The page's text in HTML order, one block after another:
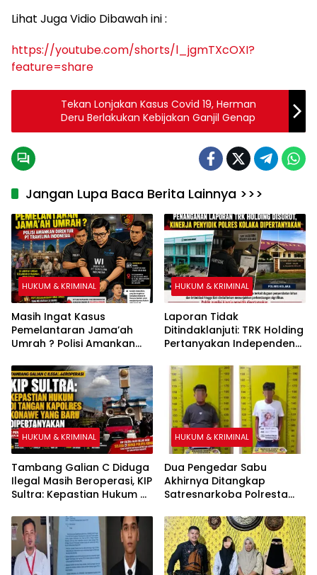
Lihat Juga Vidio Dibawah ini :
https://youtube.com/shorts/l_jgmTXcOXI?
feature=share
Tekan Lonjakan Kasus Covid 19, Herman
Deru Berlakukan Kebijakan Ganjil Genap
Jangan Lupa Baca Berita Lainnya >>>
HUKUM & KRIMINAL
Masih Ingat Kasus
Pemelantaran Jama’ah
Umrah ? Polisi Amankan
Indonesia
HUKUM & KRIMINAL
Laporan Tidak
Ditindaklanjuti: TRK Holding
Pertanyakan Independensi
HUKUM & KRIMINAL
Tambang Galian C Diduga
Ilegal Masih Beroperasi, KIP
Sultra: Kepastian Hukum di
yang Baru Dipertanyakan
HUKUM & KRIMINAL
Dua Pengedar Sabu
Akhirnya Ditangkap
Satresnarkoba Polresta